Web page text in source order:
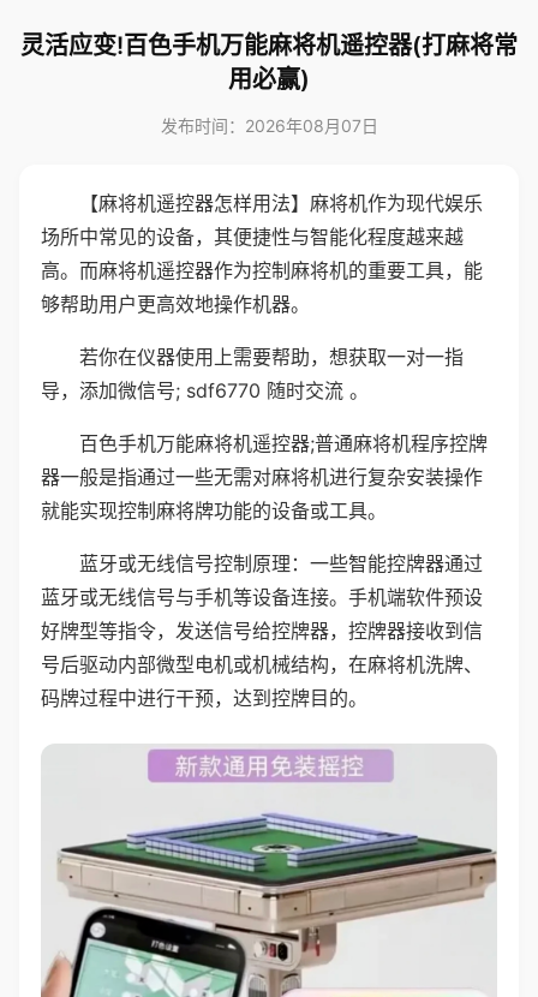
灵活应变!百色手机万能麻将机遥控器(打麻将常
用必赢)
发布时间：2026年08月07日
【麻将机遥控器怎样用法】麻将机作为现代娱乐
场所中常见的设备，其便捷性与智能化程度越来越
高。而麻将机遥控器作为控制麻将机的重要工具，能
够帮助用户更高效地操作机器。
若你在仪器使用上需要帮助，想获取一对一指
导，添加微信号; sdf6770 随时交流 。
百色手机万能麻将机遥控器;普通麻将机程序控牌
器一般是指通过一些无需对麻将机进行复杂安装操作
就能实现控制麻将牌功能的设备或工具。
蓝牙或无线信号控制原理：一些智能控牌器通过
蓝牙或无线信号与手机等设备连接。手机端软件预设
好牌型等指令，发送信号给控牌器，控牌器接收到信
号后驱动内部微型电机或机械结构，在麻将机洗牌、
码牌过程中进行干预，达到控牌目的。